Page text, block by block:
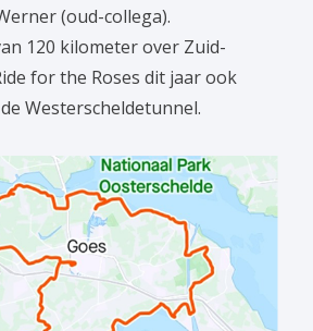
(oud-collega).
120 kilometer over Zuid-
for the Roses dit jaar ook
Westerscheldetunnel.